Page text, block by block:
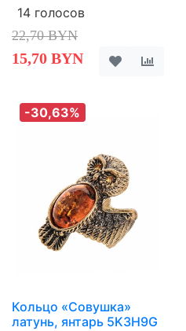
14 голосов
22,70 BYN
15,70 BYN
-30,63%
Кольцо «Совушка»
латунь, янтарь 5K3H9G